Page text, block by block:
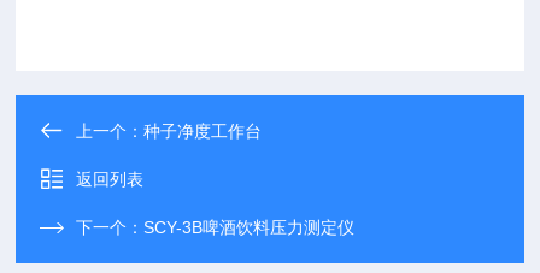
上一个：种子净度工作台
返回列表
下一个：SCY-3B啤酒饮料压力测定仪